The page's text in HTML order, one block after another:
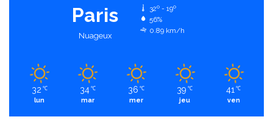
Paris
Nuageux
32º - 19º
56%
0.89 km/h
32 ℃
lun
34 ℃
mar
36 ℃
mer
39 ℃
jeu
41 ℃
ven